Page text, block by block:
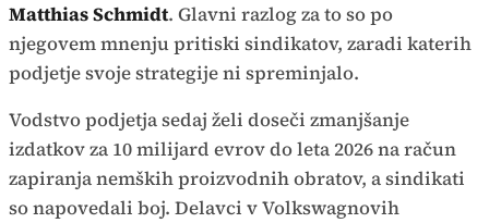
Matthias Schmidt. Glavni razlog za to so po
njegovem mnenju pritiski sindikatov, zaradi katerih
podjetje svoje strategije ni spreminjalo.
Vodstvo podjetja sedaj želi doseči zmanjšanje
izdatkov za 10 milijard evrov do leta 2026 na račun
zapiranja nemških proizvodnih obratov, a sindikati
so napovedali boj. Delavci v Volkswagnovih